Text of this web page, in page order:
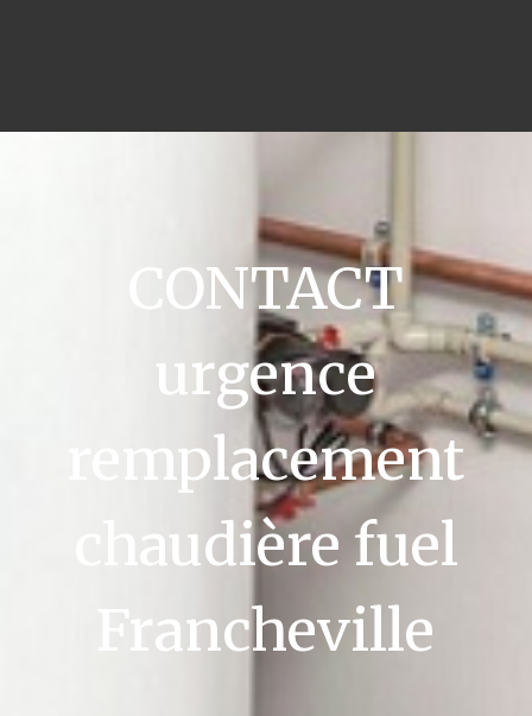
CONTACT
urgence
remplacement
chaudière fuel
Francheville